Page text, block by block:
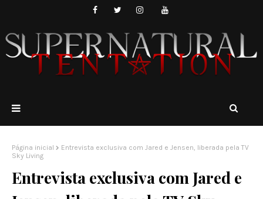
Página inicial
Entrevista exclusiva com Jared e Jensen, liberada pela TV
Sky Living
Entrevista exclusiva com Jared e